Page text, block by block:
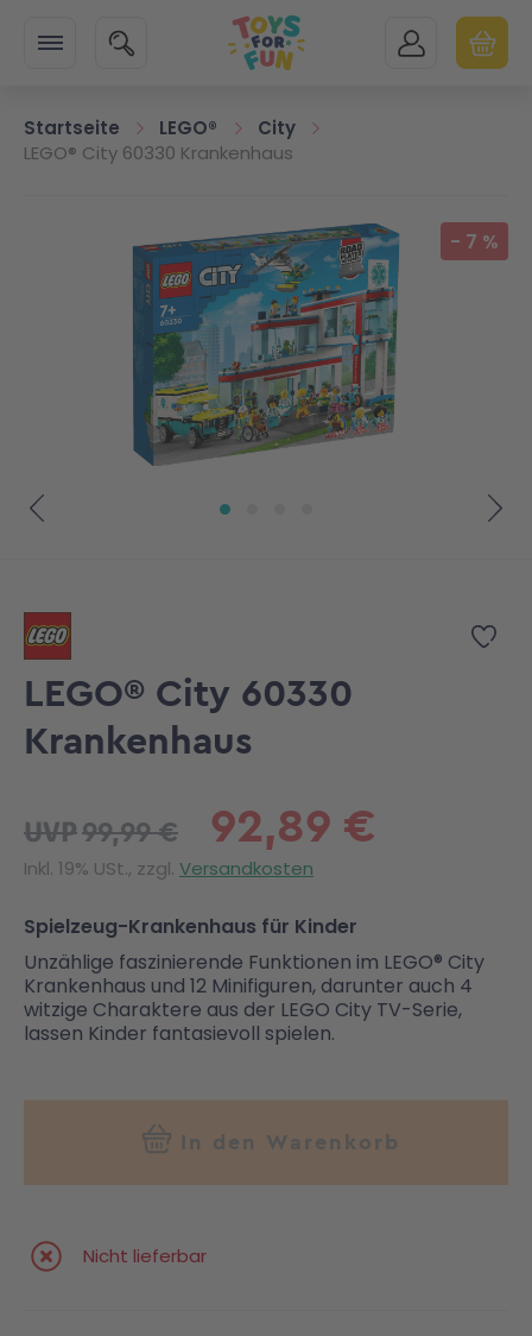
SUCHE MEIN KONTO
Startseite LEGO®
City
LEGO® City 60330 Krankenhaus
Zum Ende der Bildgalerie springen - 7 %
Zur
LEGO® City 60330
Krankenhaus
92,89 €
UVP99,99 €
Inkl. 19% USt., zzgl. Versandkosten
Spielzeug-Krankenhaus für Kinder
Unzählige faszinierende Funktionen im LEGO® City
Krankenhaus und 12 Minifiguren, darunter auch 4
witzige Charaktere aus der LEGO City TV-Serie,
lassen Kinder fantasievoll spielen.
In den Warenkorb
Nicht lieferbar